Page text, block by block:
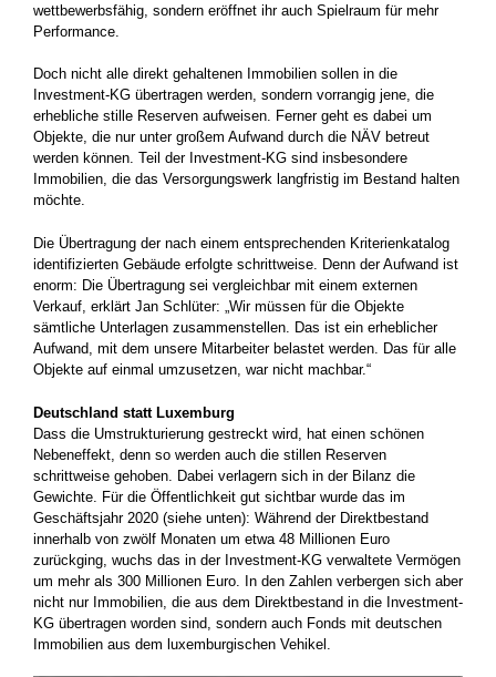
wettbewerbsfähig, sondern eröffnet ihr auch Spielraum für mehr
Performance.
Doch nicht alle direkt gehaltenen Immobilien sollen in die
Investment-KG übertragen werden, sondern vorrangig jene, die
erhebliche stille Reserven aufweisen. Ferner geht es dabei um
Objekte, die nur unter großem Aufwand durch die NÄV betreut
werden können. Teil der Investment-KG sind insbesondere
Immobilien, die das Versorgungswerk langfristig im Bestand halten
möchte.
Die Übertragung der nach einem entsprechenden Kriterienkatalog
identifizierten Gebäude erfolgte schrittweise. Denn der Aufwand ist
enorm: Die Übertragung sei vergleichbar mit einem externen
Verkauf, erklärt Jan Schlüter: „Wir müssen für die Objekte
sämtliche Unterlagen zusammenstellen. Das ist ein erheblicher
Aufwand, mit dem unsere Mitarbeiter belastet werden. Das für alle
Objekte auf einmal umzusetzen, war nicht machbar.“
Deutschland statt Luxemburg
Dass die Umstrukturierung gestreckt wird, hat einen schönen
Nebeneffekt, denn so werden auch die stillen Reserven
schrittweise gehoben. Dabei verlagern sich in der Bilanz die
Gewichte. Für die Öffentlichkeit gut sichtbar wurde das im
Geschäftsjahr 2020 (siehe unten): Während der Direktbestand
innerhalb von zwölf Monaten um etwa 48 Millionen Euro
zurückging, wuchs das in der Investment-KG verwaltete Vermögen
um mehr als 300 Millionen Euro. In den Zahlen verbergen sich aber
nicht nur Immobilien, die aus dem Direktbestand in die Investment-
KG übertragen worden sind, sondern auch Fonds mit deutschen
Immobilien aus dem luxemburgischen Vehikel.